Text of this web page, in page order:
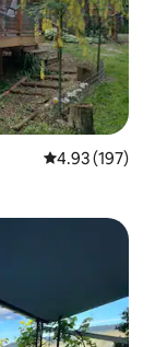
평점 4.93점(5
4.93 (197)